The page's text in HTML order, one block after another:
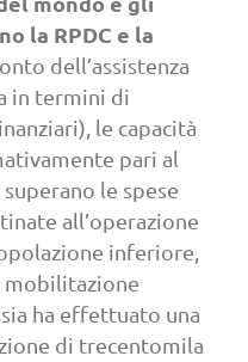
la RPDC e la
dell’assistenza
in termini di
le capacità
pari al
le spese
all’operazione
inferiore,
mobilitazione
ha effettuato una
di trecentomila